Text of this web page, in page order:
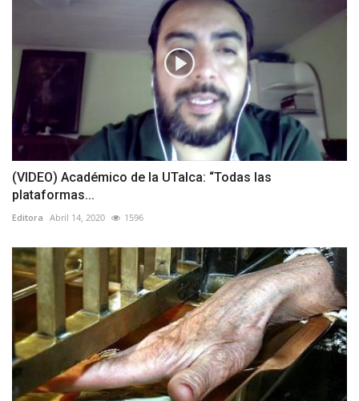
(VIDEO) Académico de la UTalca: “Todas las
plataformas...
Editora Abril 14, 2020 1596